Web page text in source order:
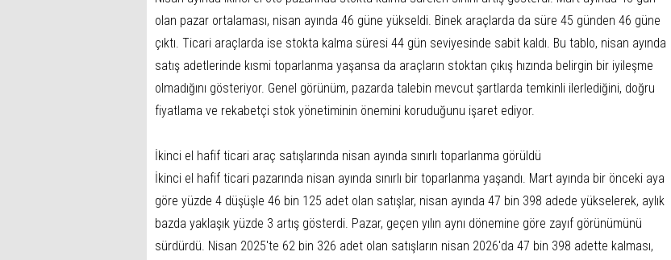
olan pazar ortalaması, nisan ayında 46 güne yükseldi. Binek araçlarda da süre 45 günden 46 güne
çıktı. Ticari araçlarda ise stokta kalma süresi 44 gün seviyesinde sabit kaldı. Bu tablo, nisan ayında
satış adetlerinde kısmi toparlanma yaşansa da araçların stoktan çıkış hızında belirgin bir iyileşme
olmadığını gösteriyor. Genel görünüm, pazarda talebin mevcut şartlarda temkinli ilerlediğini, doğru
fiyatlama ve rekabetçi stok yönetiminin önemini koruduğunu işaret ediyor.
İkinci el hafif ticari araç satışlarında nisan ayında sınırlı toparlanma görüldü
İkinci el hafif ticari pazarında nisan ayında sınırlı bir toparlanma yaşandı. Mart ayında bir önceki aya
göre yüzde 4 düşüşle 46 bin 125 adet olan satışlar, nisan ayında 47 bin 398 adede yükselerek, aylık
bazda yaklaşık yüzde 3 artış gösterdi. Pazar, geçen yılın aynı dönemine göre zayıf görünümünü
sürdürdü. Nisan 2025'te 62 bin 326 adet olan satışların nisan 2026'da 47 bin 398 adette kalması,